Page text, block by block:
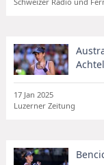
17 Jan 2025
Luzerner Zeitung